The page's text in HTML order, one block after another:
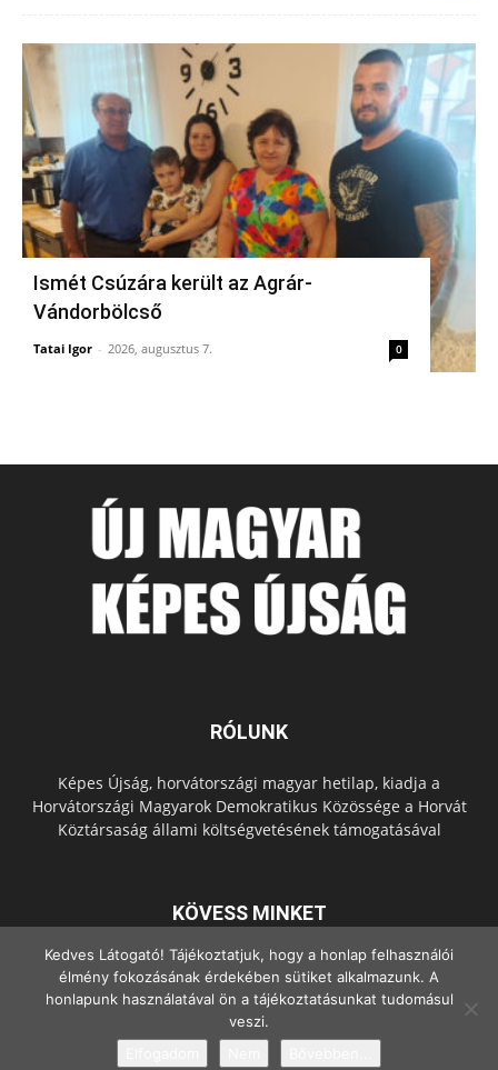
Ismét Csúzára került az Agrár-
Vándorbölcső
Tatai Igor - 2026, augusztus 7. 0
RÓLUNK
Képes Újság, horvátországi magyar hetilap, kiadja a
Horvátországi Magyarok Demokratikus Közössége a Horvát
Köztársaság állami költségvetésének támogatásával
KÖVESS MINKET
© Copyright - 2022 Minden jog fenntartva.
Kedves Látogató! Tájékoztatjuk, hogy a honlap felhasználói
élmény fokozásának érdekében sütiket alkalmazunk. A
honlapunk használatával ön a tájékoztatásunkat tudomásul
veszi.